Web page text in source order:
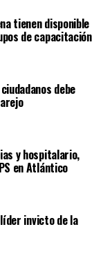
tienen disponible
de capacitación
debe
y hospitalario,
en Atlántico
invicto de la